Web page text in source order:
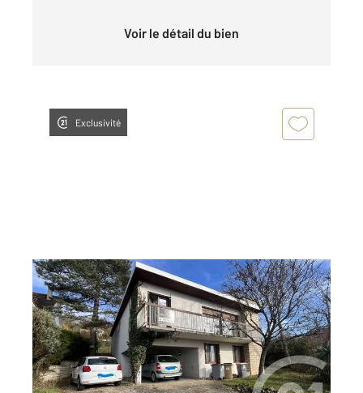
Voir le détail du bien
Exclusivité
LIMAY 78
136,20 m2, 5 pièces
Ref : 4882
Maison à vendre
290 000 €